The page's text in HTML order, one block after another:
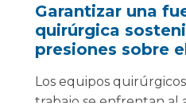
Garantizar una
quirúrgica
presiones sobre
Los equipos
trabajo se enfrentan al